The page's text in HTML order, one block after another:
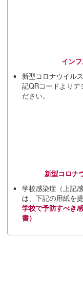
イン
新型コロナウイル
記QRコードよりデ
ださい。
新型コロナ
学校感染症（上記
は、下記の用紙を
学校で予防すべき
書）